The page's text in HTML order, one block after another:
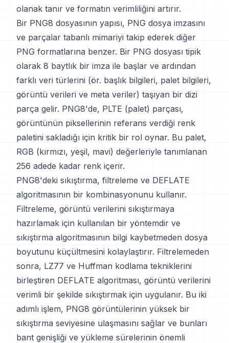
olanak tanır ve formatın verimliliğini artırır.
Bir PNG8 dosyasının yapısı, PNG dosya imzasını
ve parçalar tabanlı mimariyi takip ederek diğer
PNG formatlarına benzer. Bir PNG dosyası tipik
olarak 8 baytlık bir imza ile başlar ve ardından
farklı veri türlerini (ör. başlık bilgileri, palet bilgileri,
görüntü verileri ve meta veriler) taşıyan bir dizi
parça gelir. PNG8'de, PLTE (palet) parçası,
görüntünün piksellerinin referans verdiği renk
paletini sakladığı için kritik bir rol oynar. Bu palet,
RGB (kırmızı, yeşil, mavi) değerleriyle tanımlanan
256 adede kadar renk içerir.
PNG8'deki sıkıştırma, filtreleme ve DEFLATE
algoritmasının bir kombinasyonunu kullanır.
Filtreleme, görüntü verilerini sıkıştırmaya
hazırlamak için kullanılan bir yöntemdir ve
sıkıştırma algoritmasının bilgi kaybetmeden dosya
boyutunu küçültmesini kolaylaştırır. Filtrelemeden
sonra, LZ77 ve Huffman kodlama tekniklerini
birleştiren DEFLATE algoritması, görüntü verilerini
verimli bir şekilde sıkıştırmak için uygulanır. Bu iki
adımlı işlem, PNG8 görüntülerinin yüksek bir
sıkıştırma seviyesine ulaşmasını sağlar ve bunları
bant genişliği ve yükleme sürelerinin önemli